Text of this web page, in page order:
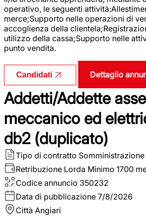
operativo, le seguenti
merce;Supporto nelle operazioni di
accoglienza della
utilizzo della cassa;Supporto nelle
punto vendita.
Candidati Dettaglio
Addetti/Addette
meccanico ed
db2 (duplicato)
Tipo di contratto Somministrazione
Retribuzione Lorda Minimo 1700
Codice annuncio 350232
Data di pubblicazione 7/8/2026
Città Angiari